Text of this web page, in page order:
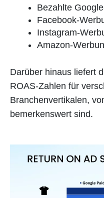
Bezahlte
Facebook-
Instagram-
Amazon-
Darüber hinaus liefert
ROAS-Zahlen für
Branchenvertikalen,
bemerkenswert sind.